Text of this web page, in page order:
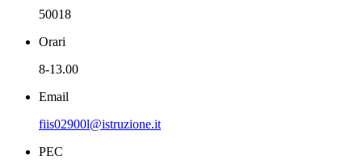
50018
Orari
8-13.00
Email
fiis02900l@istruzione.it
PEC